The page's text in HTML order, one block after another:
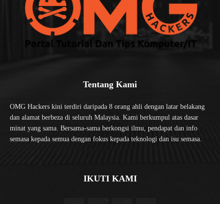
Tentang Kami
OMG Hackers kini terdiri daripada 8 orang ahli dengan latar belakang
dan alamat berbeza di seluruh Malaysia. Kami berkumpul atas dasar
minat yang sama. Bersama-sama berkongsi ilmu, pendapat dan info
semasa kepada semua dengan fokus kepada teknologi dan isu semasa.
IKUTI KAMI